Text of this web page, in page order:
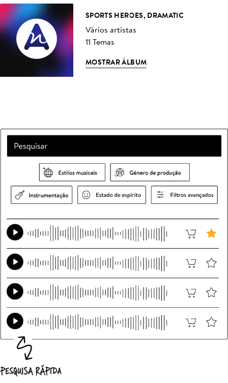
SPORTS HEROES, DRAMATIC
Vários artístas
11 Temas
MOSTRAR ÁLBUM